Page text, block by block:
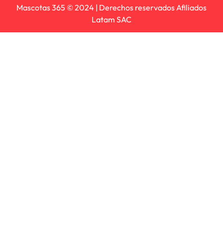
Mascotas 365 © 2024 | Derechos reservados Afiliados
Latam SAC